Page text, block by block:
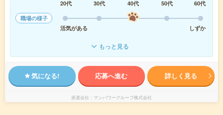
20代
30代 40代 50代
60代
職場の様子
活気がある
しずか
もっと見る
気になる! 応募へ進む 詳しく見る
派遣会社 マンパワーグループ株式会社